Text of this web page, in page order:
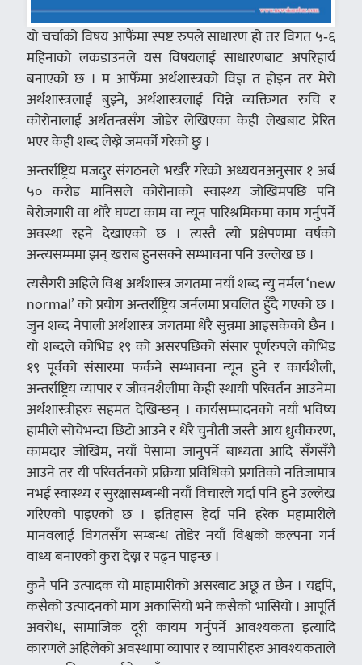
यो चर्चाको विषय आफैंमा स्पष्ट रुपले साधारण हो तर विगत ५‑६
महिनाको लकडाउनले यस विषयलाई साधारणबाट अपरिहार्य
बनाएको छ । म आफैँमा अर्थशास्त्रको विज्ञ त होइन तर मेरो
अर्थशास्त्रलाई बुझ्ने, अर्थशास्त्रलाई चिन्ने व्यक्तिगत रुचि र
कोरोनालाई अर्थतन्त्रसँग जोडेर लेखिएका केही लेखबाट प्रेरित
भएर केही शब्द लेख्ने जमर्को गरेको छु ।
अन्तर्राष्ट्रिय मजदुर संगठनले भर्खरै गरेको अध्ययनअनुसार १ अर्ब
५० करोड मानिसले कोरोनाको स्वास्थ्य जोखिमपछि पनि
बेरोजगारी वा थोरै घण्टा काम वा न्यून पारिश्रमिकमा काम गर्नुपर्ने
अवस्था रहने देखाएको छ । त्यस्तै त्यो प्रक्षेपणमा वर्षको
अन्त्यसम्ममा झन् खराब हुनसक्ने सम्भावना पनि उल्लेख छ ।
त्यसैगरी अहिले विश्व अर्थशास्त्र जगतमा नयाँ शब्द न्यु नर्मल ‘new
normal’ को प्रयोग अन्तर्राष्ट्रिय जर्नलमा प्रचलित हुँदै गएको छ ।
जुन शब्द नेपाली अर्थशास्त्र जगतमा धेरै सुन्नमा आइसकेको छैन ।
यो शब्दले कोभिड १९ को असरपछिको संसार पूर्णरुपले कोभिड
१९ पूर्वको संसारमा फर्कने सम्भावना न्यून हुने र कार्यशैली,
अन्तर्राष्ट्रिय व्यापार र जीवनशैलीमा केही स्थायी परिवर्तन आउनेमा
अर्थशास्त्रीहरु सहमत देखिन्छन् । कार्यसम्पादनको नयाँ भविष्य
हामीले सोचेभन्दा छिटो आउने र धेरै चुनौती जस्तैः आय ध्रुवीकरण,
कामदार जोखिम, नयाँ पेसामा जानुपर्ने बाध्यता आदि सँगसँगै
आउने तर यी परिवर्तनको प्रक्रिया प्रविधिको प्रगतिको नतिजामात्र
नभई स्वास्थ्य र सुरक्षासम्बन्धी नयाँ विचारले गर्दा पनि हुने उल्लेख
गरिएको पाइएको छ । इतिहास हेर्दा पनि हरेक महामारीले
मानवलाई विगतसँग सम्बन्ध तोडेर नयाँ विश्वको कल्पना गर्न
वाध्य बनाएको कुरा देख्न र पढ्न पाइन्छ ।
कुनै पनि उत्पादक यो माहामारीको असरबाट अछू त छैन । यद्दपि,
कसैको उत्पादनको माग अकासियो भने कसैको भासियो । आपूर्ति
अवरोध, सामाजिक दूरी कायम गर्नुपर्ने आवश्यकता इत्यादि
कारणले अहिलेको अवस्थामा व्यापार र व्यापारीहरु आवश्यकताले